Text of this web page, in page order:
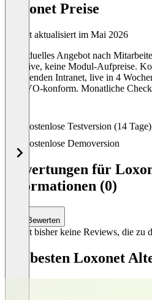
Loxonet Preise
Zuletzt aktualisiert im Mai 2026
Individuelles Angebot nach
inklusive, keine Modul-Aufpreise.
bestehenden Intranet, live in 4
DSGVO-konform. Monatliche
Kostenlose Testversion (14 Tage)
Kostenlose Demoversion
Bewertungen für
Informationen (0)
Bewerten
Es gibt bisher keine Reviews, die zu
Die besten Loxonet